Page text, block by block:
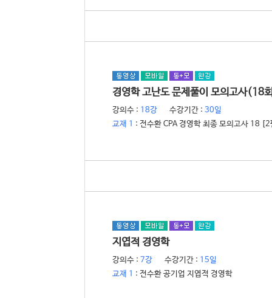
경영학 고난도 문제풀이 모의고사(18
강의수 : 18강 수강기간 : 30일
교재 1 : 전수환 CPA 경영학 최종 모의고사 18
지엽적 경영학
강의수 : 7강 수강기간 : 15일
교재 1 : 전수환 공기업 지엽적 경영학